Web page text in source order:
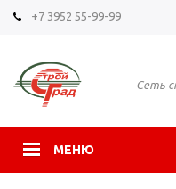
+7 3952 55-99-99
Сеть
МЕНЮ